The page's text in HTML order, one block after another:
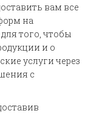
вам все
на
того, чтобы
и о
услуги через
с